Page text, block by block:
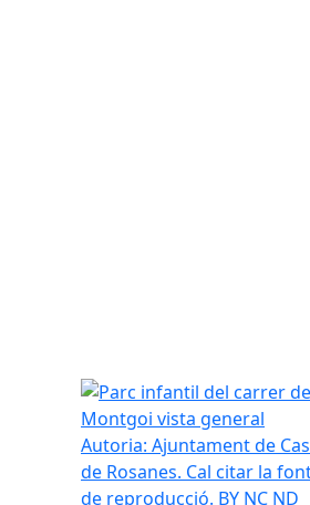
Parc infantil del carrer del
Autoria: Ajuntament de
de Rosanes. Cal citar la
de reproducció. BY NC ND